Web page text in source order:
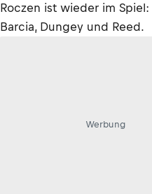
Roczen ist wieder im
Barcia, Dungey und Reed.
Werbung